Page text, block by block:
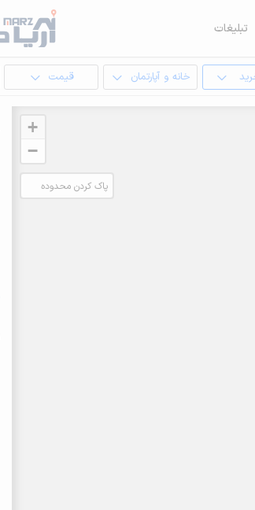
تبلیغات
خانه و آپارتمان قیمت
+
−
پاک کردن محدوده